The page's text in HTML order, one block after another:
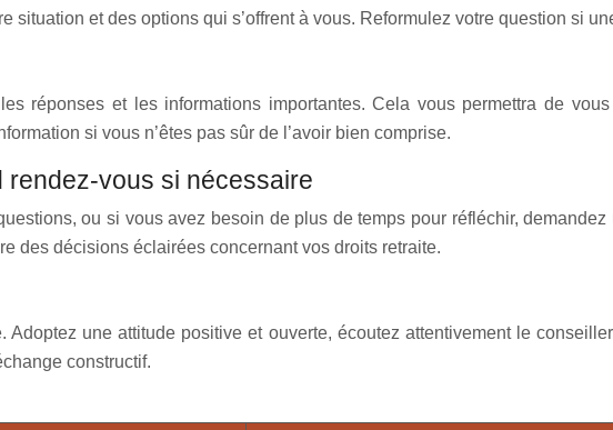
situation et des options qui s’offrent à vous. Reformulez votre question si
réponses et les informations importantes. Cela vous permettra de
si vous n’êtes pas sûr de l’avoir bien comprise.
vous si nécessaire
ou si vous avez besoin de plus de temps pour réfléchir,
des décisions éclairées concernant vos droits retraite.
une attitude positive et ouverte, écoutez attentivement le
constructif.